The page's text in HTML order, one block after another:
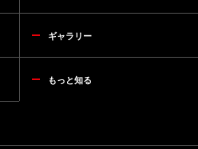
ギャラリー
もっと知る